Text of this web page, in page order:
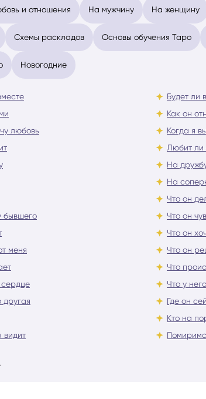
и отношения На мужчину На женщину
Схемы раскладов Основы обучения Таро
Новогодние
любовь
бывшего
меня
сердце
другая
видит
Будет ли
Как он
Когда я
Любит ли
На
На
Что он
Что он
Что он
Что он
Что
Что у
Где он
Кто на